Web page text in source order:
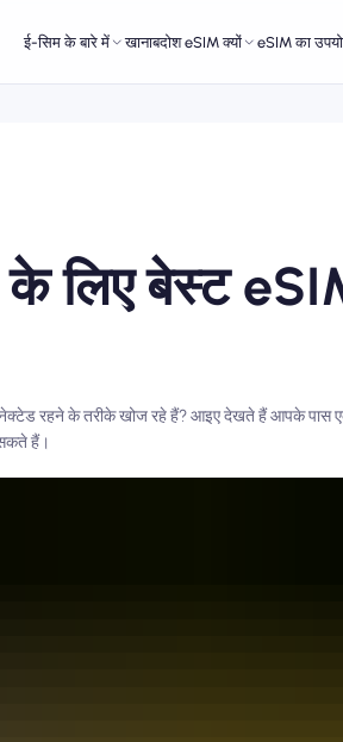
ई-सिम के बारे में खानाबदोश eSIM क्यों eSIM का
लिए बेस्ट
रहने के तरीके खोज रहे हैं? आइए देखते हैं आपके पास एक
हैं।